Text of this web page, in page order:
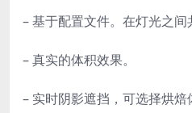
– 基于配置文件。在灯光之间
– 真实的体积效果。
– 实时阴影遮挡，可选择烘